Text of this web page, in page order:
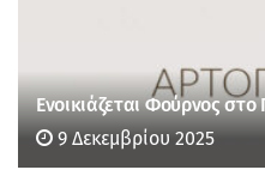
Ενοικιάζεται Φούρνος στο
9 Δεκεμβρίου 2025